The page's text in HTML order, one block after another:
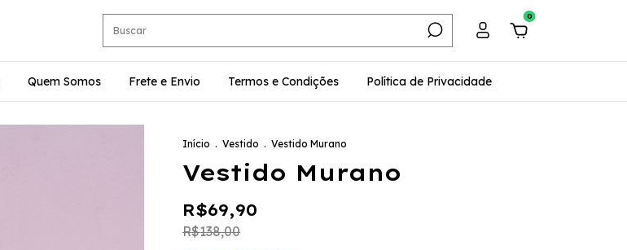
0
Quem Somos Frete e Envio Termos e Condições Política de Privacidade
Início . Vestido . Vestido Murano
Vestido Murano
R$69,90
R$138,00